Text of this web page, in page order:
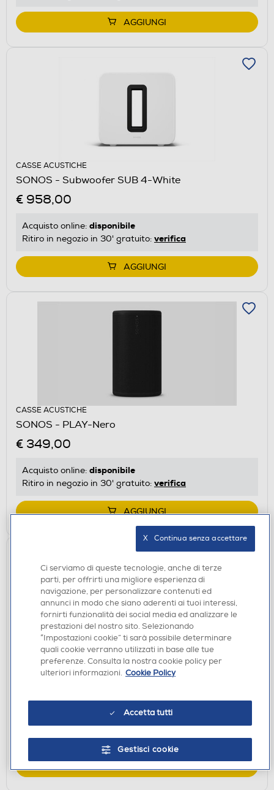
AGGIUNGI
CASSE ACUSTICHE
SONOS - Subwoofer SUB 4-White
€ 958,00
Acquisto online: disponibile
Ritiro in negozio in 30' gratuito: verifica
AGGIUNGI
CASSE ACUSTICHE
SONOS - PLAY-Nero
€ 349,00
Acquisto online: disponibile
Ritiro in negozio in 30' gratuito: verifica
AGGIUNGI
SOUNDBAR E HOME THEATRE
JBL - Soundbar BAR 300-nero
€ 399,99consigliato
Acquisto online:disponibile
Ritiro in negozio in 30' gratuito:verifica
AGGIUNGI
Ci serviamo di queste tecnologie, anche di terze
parti, per offrirti una migliore esperienza di
navigazione, per personalizzare contenuti ed
annunci in modo che siano aderenti ai tuoi interessi,
fornirti funzionalità dei social media ed analizzare le
prestazioni del nostro sito. Selezionando
“Impostazioni cookie” ti sarà possibile determinare
quali cookie verranno utilizzati in base alle tue
preferenze. Consulta la nostra cookie policy per
ulteriori informazioni. Cookie Policy
Accetta tutti
Gestisci cookie
X   Continua senza accettare